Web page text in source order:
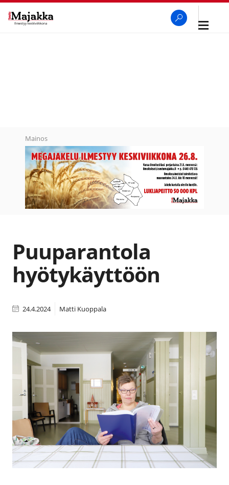
Avaa
Mainos
Puuparantola
hyötykäyttöön
24.4.2024 Matti Kuoppala